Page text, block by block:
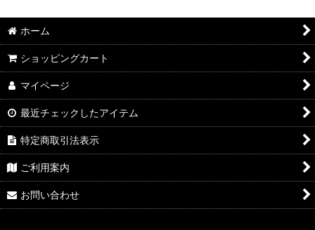
ホーム
ショッピングカート
マイページ
最近チェックしたアイテム
特定商取引法表示
ご利用案内
お問い合わせ